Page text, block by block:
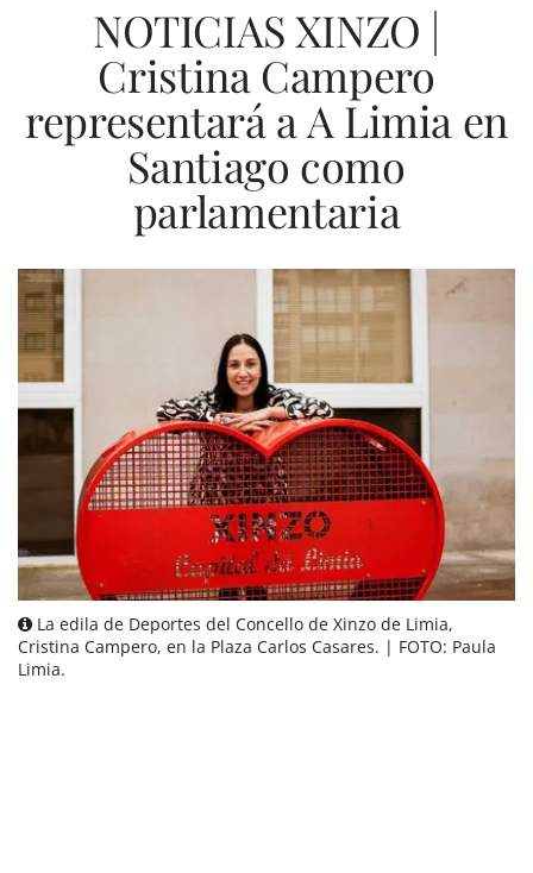
NOTICIAS XINZO |
Cristina Campero
representará a A Limia en
Santiago como
parlamentaria
La edila de Deportes del Concello de Xinzo de Limia,
Cristina Campero, en la Plaza Carlos Casares. | FOTO: Paula
Limia.